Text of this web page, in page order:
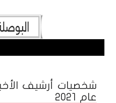
شخصيات أرشيف
عام 2021